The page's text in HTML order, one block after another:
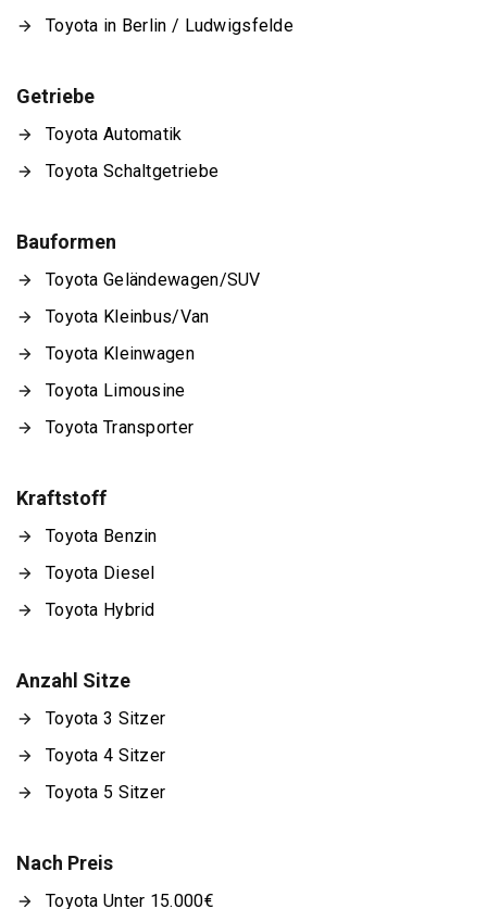
Toyota in Berlin / Ludwigsfelde
Getriebe
Toyota Automatik
Toyota Schaltgetriebe
Bauformen
Toyota Geländewagen/SUV
Toyota Kleinbus/Van
Toyota Kleinwagen
Toyota Limousine
Toyota Transporter
Kraftstoff
Toyota Benzin
Toyota Diesel
Toyota Hybrid
Anzahl Sitze
Toyota 3 Sitzer
Toyota 4 Sitzer
Toyota 5 Sitzer
Nach Preis
Toyota Unter 15.000€